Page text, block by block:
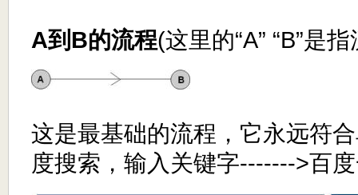
A到B的流程(这里的“A” “B”是
这是最基础的流程，它永远符
度搜索，输入关键字------->百